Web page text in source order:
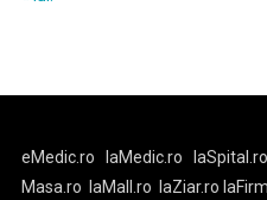
eMedic.ro laMedic.ro laSpital.ro
Masa.ro
laMall.ro laZiar.ro